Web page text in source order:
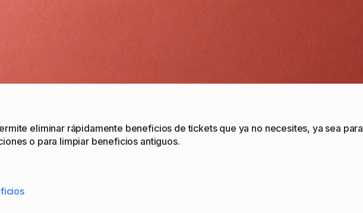
eliminar rápidamente beneficios de tickets que ya no necesites, ya sea para
o para limpiar beneficios antiguos.